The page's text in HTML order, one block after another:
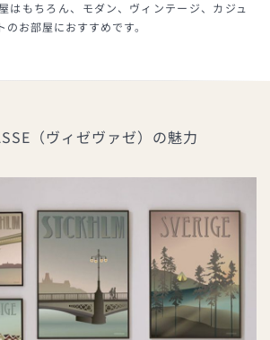
はもちろん、モダン、ヴィンテージ、カジュ
お部屋におすすめです。
（ヴィゼヴァゼ）の魅力